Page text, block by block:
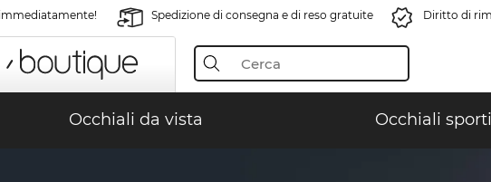
Spedizione di consegna e di reso gratuite Diritto di
Occhiali da vista Occhiali